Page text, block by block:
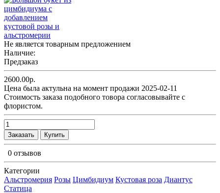
Не является товарным предложением
Наличие:
Предзаказ
2600.00р.
Цена была актульна на момент продажи 2025-02-11
Cтоимость заказа подобного товора согласовывайте с
флористом.
Заказать Купить
0 отзывов
Категории
Альстромерия Розы Цимбидиум Кустовая роза Диантус
Статица